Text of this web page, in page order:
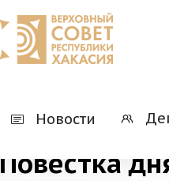
Новости
Повестка